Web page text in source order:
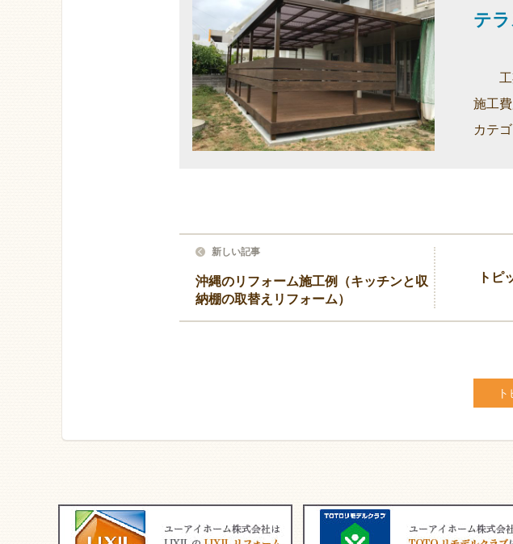
テ
工
施工
カテ
新しい記事
沖縄のリフォーム施工例（キッチンと収
納棚の取替えリフォーム）
トピ